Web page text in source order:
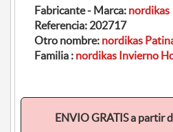
Fabricante - Marca: nordikas
Referencia: 202717
Otro nombre: nordikas
Familia : nordikas Invierno
ENVIO GRATIS a partir